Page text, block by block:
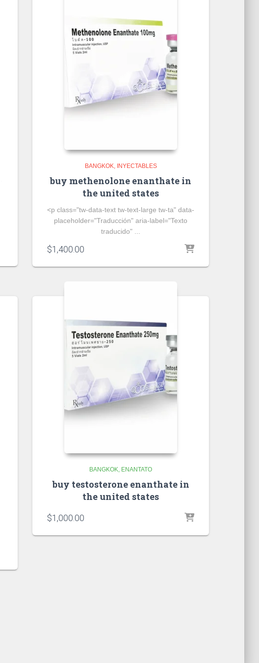
BANGKOK INYECTABLES
buy methenolone enanthate in
the united states
<p class="tw-data-text tw-text-large tw-ta" data-
placeholder="Traducción" aria-label="Texto
traducido" ...
$1,400.00
BANGKOK ENANTATO
buy testosterone enanthate in
the united states
$1,000.00